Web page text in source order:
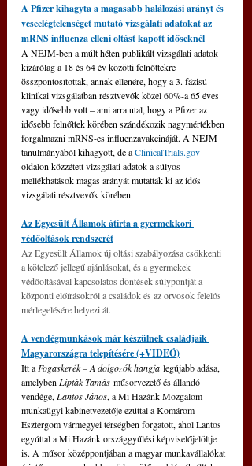
A Pfizer kihagyta a magasabb halálozási arányt és
veseelégtelenséget mutató vizsgálati adatokat az
mRNS influenza elleni oltást kapott időseknél
A NEJM-ben a múlt héten publikált vizsgálati adatok
kizárólag a 18 és 64 év közötti felnőttekre
összpontosítottak, annak ellenére, hogy a 3. fázisú
klinikai vizsgálatban résztvevők közel 60%-a 65 éves
vagy idősebb volt – ami arra utal, hogy a Pfizer az
idősebb felnőttek körében szándékozik nagymértékben
forgalmazni mRNS-es influenzavakcináját. A NEJM
tanulmányából kihagyott, de a ClinicalTrials.gov
oldalon közzétett vizsgálati adatok a súlyos
mellékhatások magas arányát mutatták ki az idős
vizsgálati résztvevők körében.
Az Egyesült Államok átírta a gyermekkori
védőoltások rendszerét
Az Egyesült Államok új oltási szabályozása csökkenti
a kötelező jellegű ajánlásokat, és a gyermekek
védőoltásával kapcsolatos döntések súlypontját a
központi előírásokról a családok és az orvosok felelős
mérlegelésére helyezi át.
A vendégmunkások már készülnek családjaik
Magyarországra telepítésére (+VIDEÓ)
Itt a Fogaskerék – A dolgozók hangja legújabb adása,
amelyben Lipták Tamás műsorvezető és állandó
vendége, Lantos János, a Mi Hazánk Mozgalom
munkaügyi kabinetvezetője ezúttal a Komárom-
Esztergom vármegyei térségben forgatott, ahol Lantos
egyúttal a Mi Hazánk országgyűlési képviselőjelöltje
is. A műsor középpontjában a magyar munkavállalókat